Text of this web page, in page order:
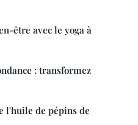
être avec le yoga à
: transformez
l'huile de pépins de